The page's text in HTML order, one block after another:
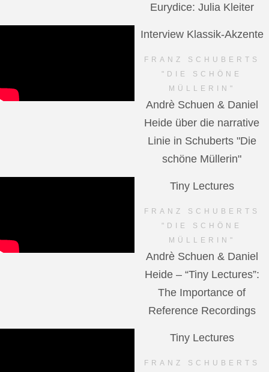
Eurydice: Julia Kleiter
Interview Klassik-Akzente
FRANZ SCHUBERTS
"DIE SCHÖNE
MÜLLERIN"
Andrè Schuen & Daniel
Heide über die narrative
Linie in Schuberts "Die
schöne Müllerin"
Tiny Lectures
FRANZ SCHUBERTS
"DIE SCHÖNE
MÜLLERIN"
Andrè Schuen & Daniel
Heide – “Tiny Lectures”:
The Importance of
Reference Recordings
Tiny Lectures
FRANZ SCHUBERTS